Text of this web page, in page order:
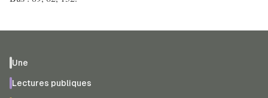
Une
Lectures publiques